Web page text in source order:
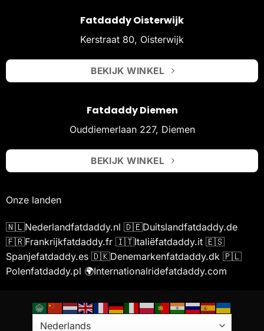
Fatdaddy Oisterwijk
Kerstraat 80, Oisterwijk
BEKIJK WINKEL
Fatdaddy Diemen
Ouddiemerlaan 227, Diemen
BEKIJK WINKEL
Onze landen
🇳🇱Nederlandfatdaddy.nl 🇩🇪Duitslandfatdaddy.de
🇫🇷Frankrijkfatdaddy.fr 🇮🇹Italiëfatdaddy.it 🇪🇸
Spanjefatdaddy.es 🇩🇰Denemarkenfatdaddy.dk 🇵🇱
Polenfatdaddy.pl 🌍Internationalridefatdaddy.com